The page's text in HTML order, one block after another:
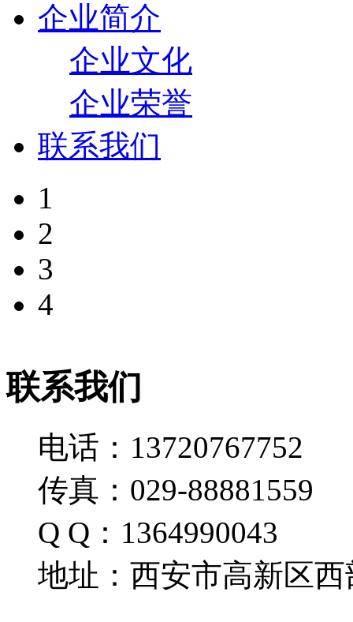
企业简介
企业文化
企业荣誉
联系我们
1
2
3
4
联系我们
电话：13720767752
传真：029-88881559
Q Q：1364990043
地址：西安市高新区西